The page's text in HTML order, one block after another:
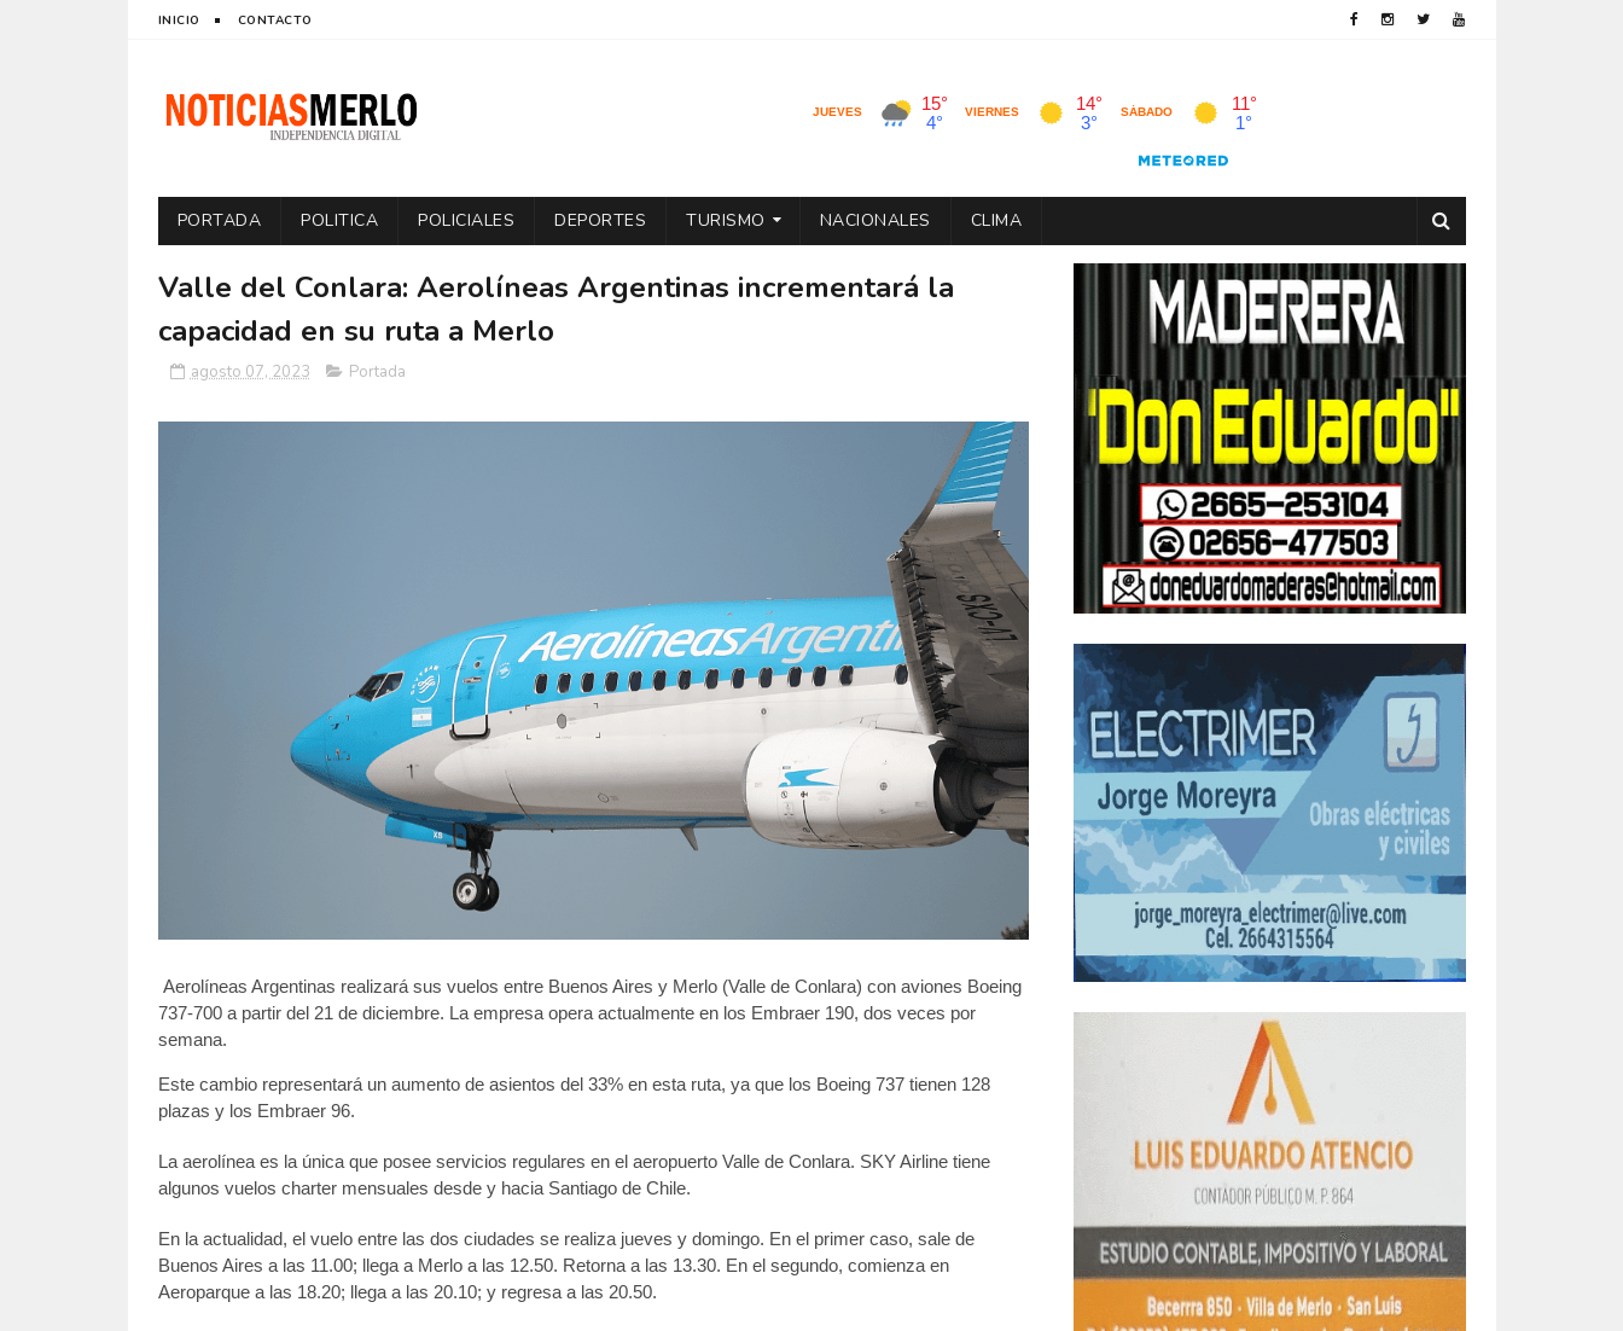
INICIO CONTACTO
PORTADA POLITICA POLICIALES DEPORTES TURISMO NACIONALES CLIMA
Valle del Conlara: Aerolíneas Argentinas incrementará la
capacidad en su ruta a Merlo
agosto 07, 2023 Portada
Aerolíneas Argentinas realizará sus vuelos entre Buenos Aires y Merlo (Valle de Conlara) con aviones Boeing
737-700 a partir del 21 de diciembre. La empresa opera actualmente en los Embraer 190, dos veces por
semana.
Este cambio representará un aumento de asientos del 33% en esta ruta, ya que los Boeing 737 tienen 128
plazas y los Embraer 96.
La aerolínea es la única que posee servicios regulares en el aeropuerto Valle de Conlara. SKY Airline tiene
algunos vuelos charter mensuales desde y hacia Santiago de Chile.
En la actualidad, el vuelo entre las dos ciudades se realiza jueves y domingo. En el primer caso, sale de
Buenos Aires a las 11.00; llega a Merlo a las 12.50. Retorna a las 13.30. En el segundo, comienza en
Aeroparque a las 18.20; llega a las 20.10; y regresa a las 20.50.